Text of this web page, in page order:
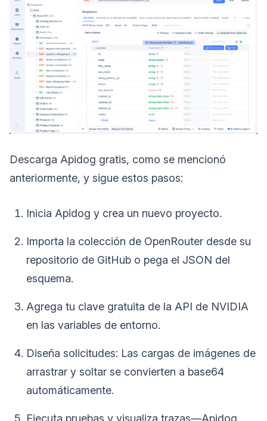
Descarga Apidog gratis, como se mencionó
anteriormente, y sigue estos pasos:
Inicia Apidog y crea un nuevo proyecto.
Importa la colección de OpenRouter desde su
repositorio de GitHub o pega el JSON del
esquema.
Agrega tu clave gratuita de la API de NVIDIA
en las variables de entorno.
Diseña solicitudes: Las cargas de imágenes de
arrastrar y soltar se convierten a base64
automáticamente.
Ejecuta pruebas y visualiza trazas—Apidog